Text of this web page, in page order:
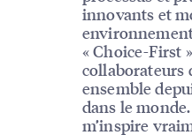
innovants et
« Choice-First
collaborateurs
ensemble
dans le
m’inspire